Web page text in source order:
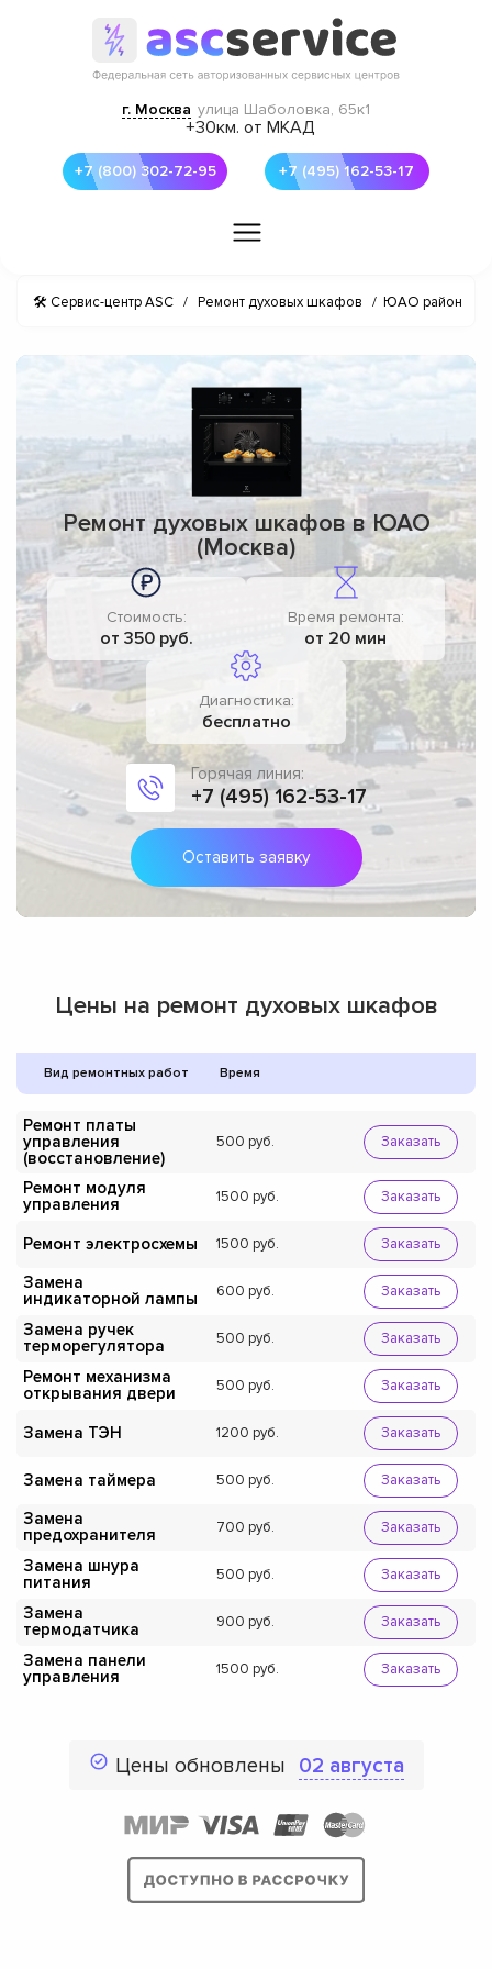
г. Москва улица Шаболовка, 65к1
+30км. от МКАД
+7 (800) 302-72-95 +7 (495) 162-53-17
🛠 Сервис-центр ASC / Ремонт духовых шкафов / ЮАО район
Ремонт духовых шкафов в ЮАО
(Москва)
Стоимость:
от 350 руб.
Время ремонта:
от 20 мин
Диагностика:
бесплатно
Горячая линия:
+7 (495) 162-53-17
Оставить заявку
Цены на ремонт духовых шкафов
Вид ремонтных работ Время
Ремонт платы
управления
(восстановление)
500 Заказать
Ремонт модуля
управления
1500 Заказать
Ремонт электросхемы 1500 Заказать
Замена
индикаторной лампы
600 Заказать
Замена ручек
терморегулятора
500 Заказать
Ремонт механизма
открывания двери
500 Заказать
Замена ТЭН 1200 Заказать
Замена таймера 500 Заказать
Замена
предохранителя
700 Заказать
Замена шнура
питания
500 Заказать
Замена
термодатчика
900 Заказать
Замена панели
управления
1500 Заказать
Цены обновлены 02 августа